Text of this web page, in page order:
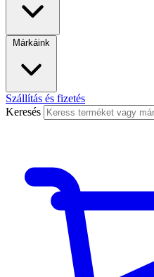
Márkáink
Szállítás és fizetés
Keresés